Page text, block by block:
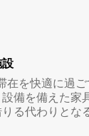
在を快適に過
備を備えた家
る代わりとな